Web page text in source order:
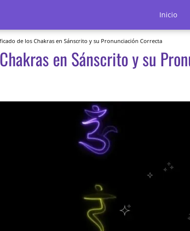
Inicio
de los Chakras en Sánscrito y su Pronunciación Correcta
en Sánscrito y su